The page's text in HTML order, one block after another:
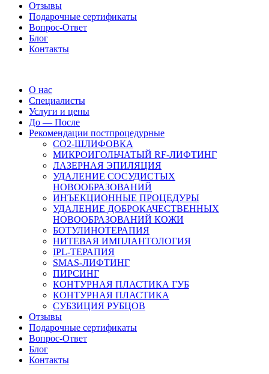
Отзывы
Подарочные сертификаты
Вопрос-Ответ
Блог
Контакты
О нас
Специалисты
Услуги и цены
До — После
Рекомендации постпроцедурные
СO2-ШЛИФОВКА
МИКРОИГОЛЬЧАТЫЙ RF-ЛИФТИНГ
ЛАЗЕРНАЯ ЭПИЛЯЦИЯ
УДАЛЕНИЕ СОСУДИСТЫХ
НОВООБРАЗОВАНИЙ
ИНЪЕКЦИОННЫЕ ПРОЦЕДУРЫ
УДАЛЕНИЕ ДОБРОКАЧЕСТВЕННЫХ
НОВООБРАЗОВАНИЙ КОЖИ
БОТУЛИНОТЕРАПИЯ
НИТЕВАЯ ИМПЛАНТОЛОГИЯ
IPL-ТЕРАПИЯ
SMAS-ЛИФТИНГ
ПИРСИНГ
КОНТУРНАЯ ПЛАСТИКА ГУБ
КОНТУРНАЯ ПЛАСТИКА
СУБЗИЦИЯ РУБЦОВ
Отзывы
Подарочные сертификаты
Вопрос-Ответ
Блог
Контакты